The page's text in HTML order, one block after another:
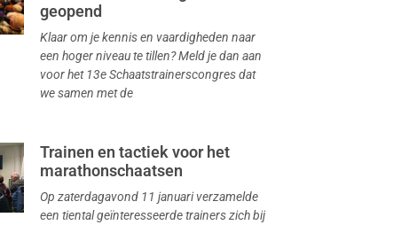
geopend
Klaar om je kennis en vaardigheden naar
een hoger niveau te tillen? Meld je dan aan
voor het 13e Schaatstrainerscongres dat
we samen met de
Trainen en tactiek voor het
marathonschaatsen
Op zaterdagavond 11 januari verzamelde
een tiental geïnteresseerde trainers zich bij